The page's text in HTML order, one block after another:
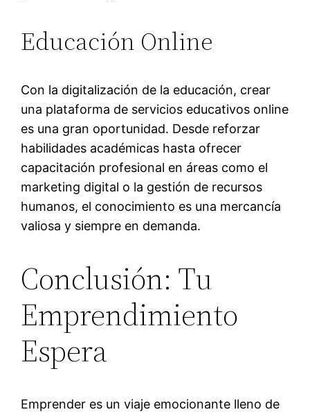
Educación Online
Con la digitalización de la educación, crear
una plataforma de servicios educativos online
es una gran oportunidad. Desde reforzar
habilidades académicas hasta ofrecer
capacitación profesional en áreas como el
marketing digital o la gestión de recursos
humanos, el conocimiento es una mercancía
valiosa y siempre en demanda.
Conclusión: Tu
Emprendimiento
Espera
Emprender es un viaje emocionante lleno de